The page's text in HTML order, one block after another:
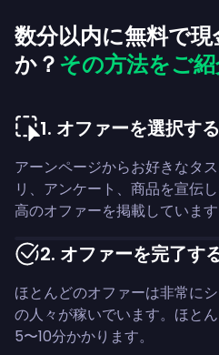
数分以内に無料で
か？その方法をご
1. オファーを選択する
アーンページからお好きなタ
リ、アンケート、商品を宣伝
高のオファーを掲載しています
2. オファーを完了す
ほとんどのオファーは非常に
の人々が稼いでいます。ほと
5〜10分かかります。